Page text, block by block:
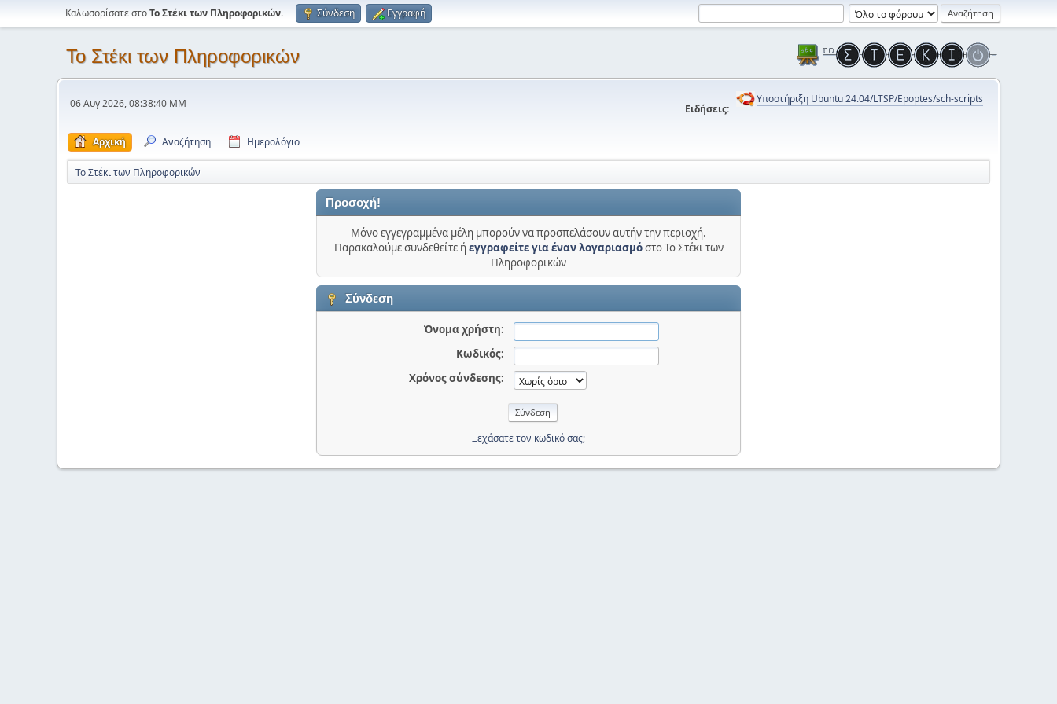
Καλωσορίσατε στοΤο Στέκι των Πληροφορικών. Σύνδεση Εγγραφή
Το Στέκι των Πληροφορικών
06 Αυγ 2026, 08:38:40 ΜΜ Ειδήσεις:
Υποστήριξη Ubuntu 24.04/LTSP/Epoptes/sch-scripts
Αρχική Αναζήτηση Ημερολόγιο
Το Στέκι των Πληροφορικών
Προσοχή!
Μόνο εγγεγραμμένα μέλη μπορούν να προσπελάσουν αυτήν την περιοχή.
Παρακαλούμε συνδεθείτε ήεγγραφείτε για έναν λογαριασμόστο Το Στέκι των
Πληροφορικών
Σύνδεση
Όνομα χρήστη:
Κωδικός:
Χρόνος σύνδεσης:
Ξεχάσατε τον κωδικό σας;